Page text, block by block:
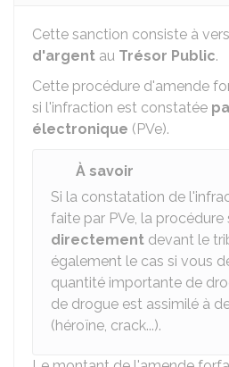
Cette sanction consiste à
d'argent au Trésor Public.
Cette procédure d'amende
si l'infraction est constatée
électronique (PVe).
À savoir
Si la constatation de
faite par PVe, la procédure
directement devant le
également le cas si vous
quantité importante de
de drogue est assimilé à
(héroïne, crack...).